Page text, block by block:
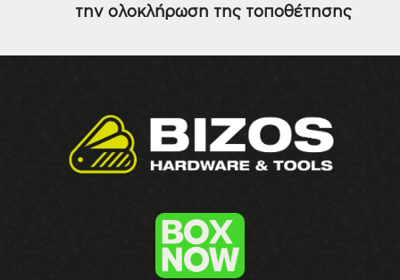
την ολοκλήρωση της τοποθέτησης